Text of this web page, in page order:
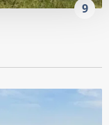
izin vermedikleri
İnternet
ait çerezler
9